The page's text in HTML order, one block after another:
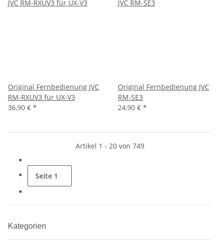
Original Fernbedienung JVC
RM-RXUV3 für UX-V3
36,90 € *
Original Fernbedienung JVC
RM-SE3
24,90 € *
Artikel 1 - 20 von 749
Seite 1
Kategorien